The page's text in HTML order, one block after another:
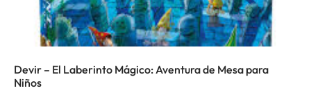
Devir – El Laberinto Mágico: Aventura de Mesa para
Niños